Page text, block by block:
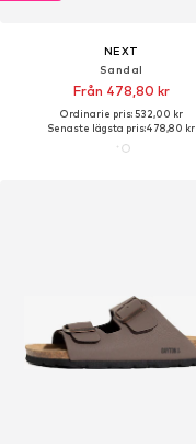
NEXT
Sandal
Från 478,80 kr
Ordinarie pris: 532,00 kr
Senaste lägsta pris:478,80 kr